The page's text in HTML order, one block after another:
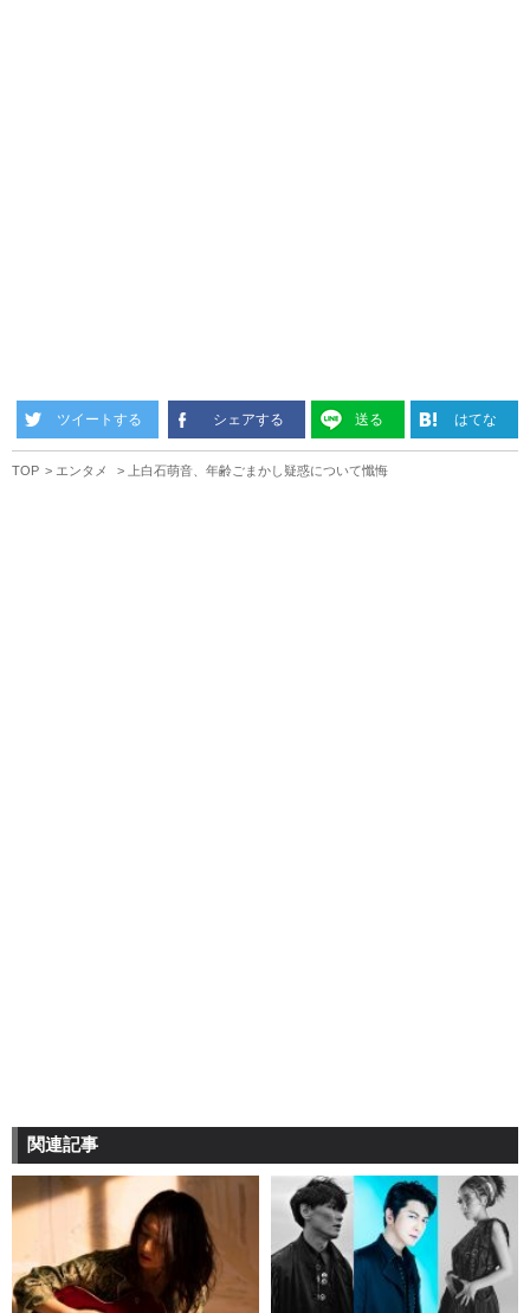
ツイートする シェアする 送る はてな
TOP エンタメ 上白石萌音、年齢ごまかし疑惑について懺悔
関連記事